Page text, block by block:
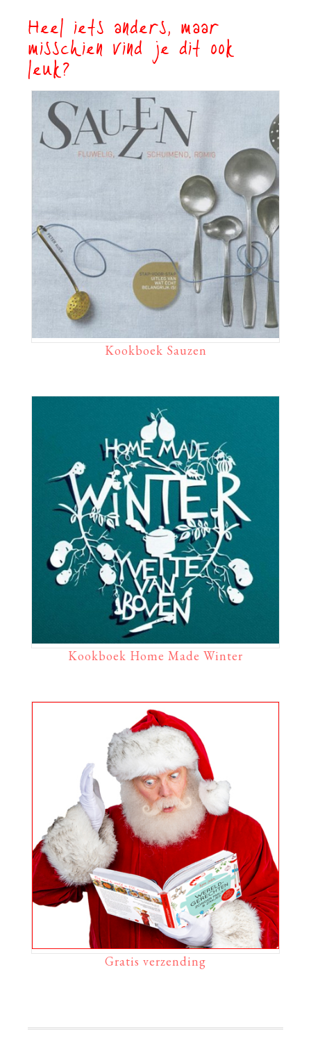
Heel iets anders, maar
misschien vind je dit ook
leuk?
Kookboek Sauzen
Kookboek Home Made Winter
Gratis verzending